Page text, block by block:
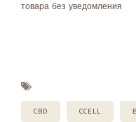
товара без уведомления
CBD CCELL